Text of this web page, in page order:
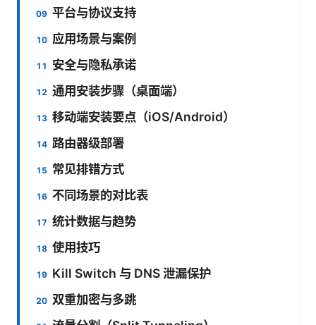
平台与协议支持
应用场景与案例
安全与隐私承诺
通用安装步骤（桌面端）
移动端安装要点（iOS/Android）
路由器级部署
常见排错方式
不同场景的对比表
统计数据与趋势
使用技巧
Kill Switch 与 DNS 泄漏保护
双重加密与多跳